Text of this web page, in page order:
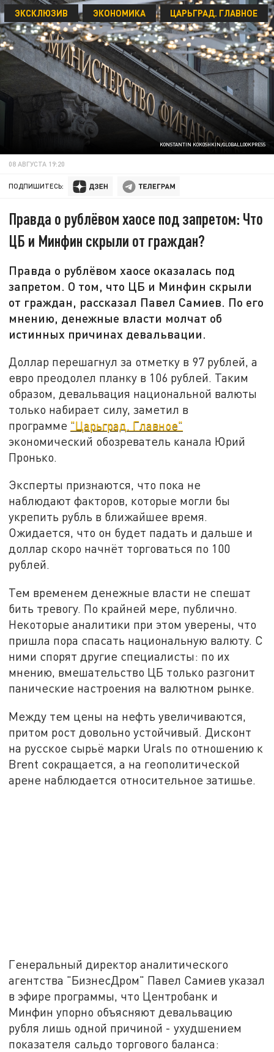
KONSTANTIN KOKOSHKIN/GLOBALLOOKPRESS
ЭКСКЛЮЗИВ ЭКОНОМИКА ЦАРЬГРАД. ГЛАВНОЕ
08 АВГУСТА 19:20
ПОДПИШИТЕСЬ:
Правда о рублёвом хаосе под запретом: Что
ЦБ и Минфин скрыли от граждан?
Правда о рублёвом хаосе оказалась под
запретом. О том, что ЦБ и Минфин скрыли
от граждан, рассказал Павел Самиев. По его
мнению, денежные власти молчат об
истинных причинах девальвации.
Доллар перешагнул за отметку в 97 рублей, а
евро преодолел планку в 106 рублей. Таким
образом, девальвация национальной валюты
только набирает силу, заметил в
программе "Царьград. Главное"
экономический обозреватель канала Юрий
Пронько.
Эксперты признаются, что пока не
наблюдают факторов, которые могли бы
укрепить рубль в ближайшее время.
Ожидается, что он будет падать и дальше и
доллар скоро начнёт торговаться по 100
рублей.
Тем временем денежные власти не спешат
бить тревогу. По крайней мере, публично.
Некоторые аналитики при этом уверены, что
пришла пора спасать национальную валюту. С
ними спорят другие специалисты: по их
мнению, вмешательство ЦБ только разгонит
панические настроения на валютном рынке.
Между тем цены на нефть увеличиваются,
притом рост довольно устойчивый. Дисконт
на русское сырьё марки Urals по отношению к
Brent сокращается, а на геополитической
арене наблюдается относительное затишье.
Генеральный директор аналитического
агентства "БизнесДром" Павел Самиев указал
в эфире программы, что Центробанк и
Минфин упорно объясняют девальвацию
рубля лишь одной причиной - ухудшением
показателя сальдо торгового баланса: